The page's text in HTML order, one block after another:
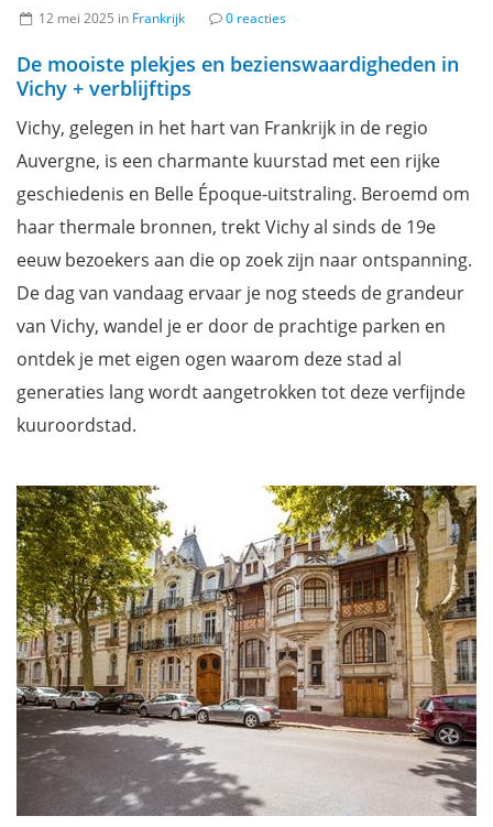
12 mei 2025 in Frankrijk 0 reacties
De mooiste plekjes en bezienswaardigheden in
Vichy + verblijftips
Vichy, gelegen in het hart van Frankrijk in de regio
Auvergne, is een charmante kuurstad met een rijke
geschiedenis en Belle Époque-uitstraling. Beroemd om
haar thermale bronnen, trekt Vichy al sinds de 19e
eeuw bezoekers aan die op zoek zijn naar ontspanning.
De dag van vandaag ervaar je nog steeds de grandeur
van Vichy, wandel je er door de prachtige parken en
ontdek je met eigen ogen waarom deze stad al
generaties lang wordt aangetrokken tot deze verfijnde
kuuroordstad.